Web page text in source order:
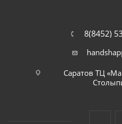
8(8452)
Саратов ТЦ